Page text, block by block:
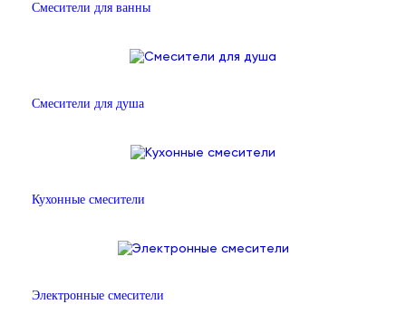
Смесители для ванны
Смесители для душа
Кухонные смесители
Электронные смесители